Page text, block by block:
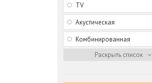
TV
Акустическая
Комбинированная